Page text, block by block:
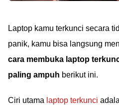
Laptop kamu terkunci secara
panik, kamu bisa langsung
cara membuka laptop
paling ampuh berikut ini.
Ciri utama laptop terkunci